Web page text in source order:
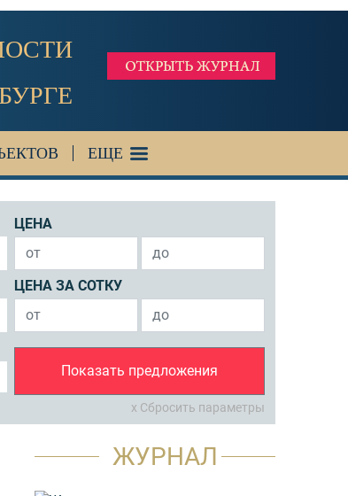
ЕЩЕ
ЦЕНА
ЦЕНА ЗА СОТКУ
Показать предложения
x Сбросить параметры
ЖУРНАЛ